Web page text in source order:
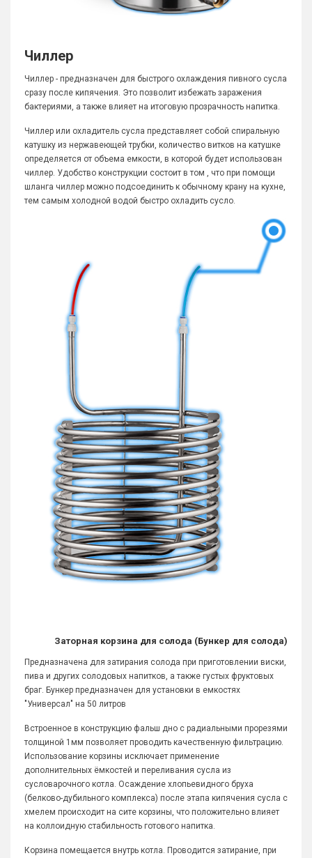
Чиллер
Чиллер - предназначен для быстрого охлаждения пивного сусла
сразу после кипячения. Это позволит избежать заражения
бактериями, а также влияет на итоговую прозрачность напитка.
Чиллер или охладитель сусла представляет собой спиральную
катушку из нержавеющей трубки, количество витков на катушке
определяется от объема емкости, в которой будет использован
чиллер. Удобство конструкции состоит в том , что при помощи
шланга чиллер можно подсоединить к обычному крану на кухне,
тем самым холодной водой быстро охладить сусло.
Заторная корзина для солода (Бункер для солода)
Предназначена для затирания солода при приготовлении виски,
пива и других солодовых напитков, а также густых фруктовых
браг. Бункер предназначен для установки в емкостях
"Универсал" на 50 литров
Встроенное в конструкцию фальш дно с радиальными прорезями
толщиной 1мм позволяет проводить качественную фильтрацию.
Использование корзины исключает применение
дополнительных ёмкостей и переливания сусла из
сусловарочного котла. Осаждение хлопьевидного бруха
(белково-дубильного комплекса) после этапа кипячения сусла с
хмелем происходит на сите корзины, что положительно влияет
на коллоидную стабильность готового напитка.
Корзина помещается внутрь котла. Проводится затирание, при